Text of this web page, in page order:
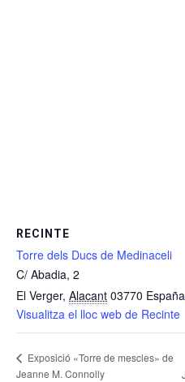
RECINTE
Torre dels Ducs de Medinaceli
C/ Abadia, 2
El Verger, Alacant 03770 España
Visualitza el lloc web de Recinte
Exposició «Torre de mescles» de
Jeanne M. Connolly